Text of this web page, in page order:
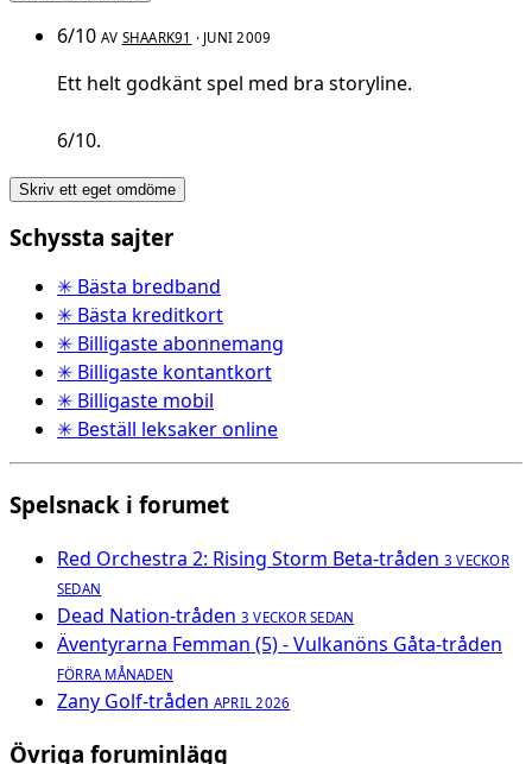
6/10 AV SHAARK91 · JUNI 2009
Ett helt godkänt spel med bra storyline.
6/10.
Skriv ett eget omdöme
Schyssta sajter
✳ Bästa bredband
✳ Bästa kreditkort
✳ Billigaste abonnemang
✳ Billigaste kontantkort
✳ Billigaste mobil
✳ Beställ leksaker online
Spelsnack i forumet
Red Orchestra 2: Rising Storm Beta-tråden 3 VECKOR
SEDAN
Dead Nation-tråden 3 VECKOR SEDAN
Äventyrarna Femman (5) - Vulkanöns Gåta-tråden
FÖRRA MÅNADEN
Zany Golf-tråden APRIL 2026
Övriga foruminlägg